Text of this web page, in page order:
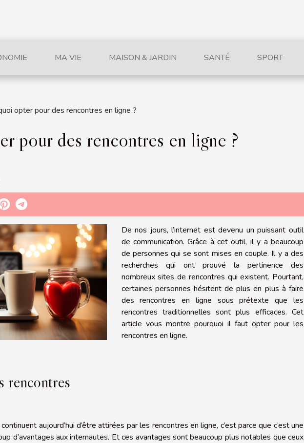
MA VIE MAISON & JARDIN SANTÉ SPORT
opter pour des rencontres en ligne ?
pour des rencontres en ligne ?
De nos jours, l’internet est devenu un puissant outil
de communication. Grâce à cet outil, il y a beaucoup
de personnes qui se sont mises en couple. Il y a des
recherches qui ont prouvé la pertinence des
nombreux sites de rencontres qui existent. Pourtant,
certaines personnes hésitent de plus en plus à faire
des rencontres en ligne sous prétexte que les
rencontres traditionnelles sont plus efficaces. Cet
article vous montre pourquoi il faut opter pour les
rencontres en ligne.
rencontres
aujourd’hui d’être attirées par les rencontres en ligne, c’est parce que c’est une
d’avantages aux internautes. Et ces avantages sont beaucoup plus notables que ceux